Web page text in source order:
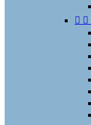
 